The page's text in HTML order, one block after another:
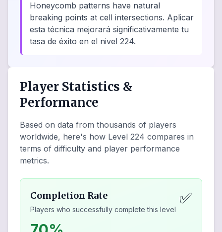
Honeycomb patterns have natural
breaking points at cell intersections. Aplicar
esta técnica mejorará significativamente tu
tasa de éxito en el nivel 224.
Player Statistics &
Performance
Based on data from thousands of players
worldwide, here's how Level 224 compares in
terms of difficulty and player performance
metrics.
Completion Rate
Players who successfully complete this level
✅